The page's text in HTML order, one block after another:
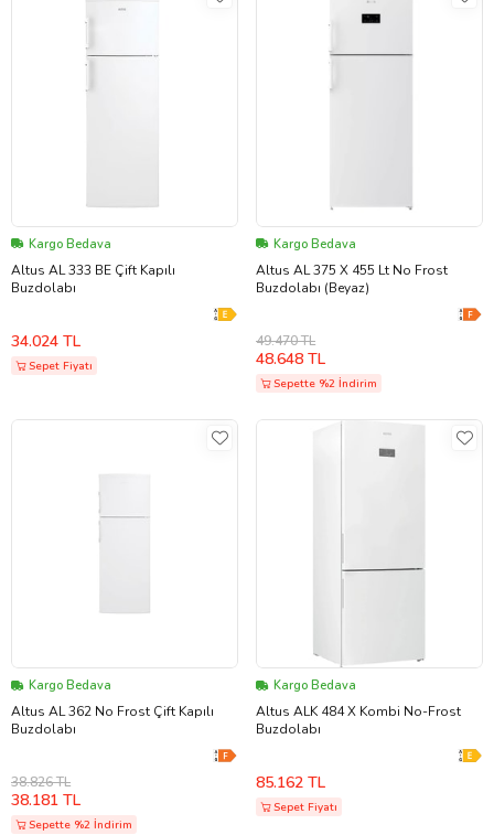
Kargo Bedava
Altus AL 333 BE Çift Kapılı
Buzdolabı
34.024 TL
Sepet Fiyatı
Kargo Bedava
Altus AL 375 X 455 Lt No Frost
Buzdolabı (Beyaz)
49.470 TL
48.648 TL
Sepette %2 İndirim
Kargo Bedava
Altus AL 362 No Frost Çift Kapılı
Buzdolabı
38.826 TL
38.181 TL
Sepette %2 İndirim
Kargo Bedava
Altus ALK 484 X Kombi No-Frost
Buzdolabı
85.162 TL
Sepet Fiyatı